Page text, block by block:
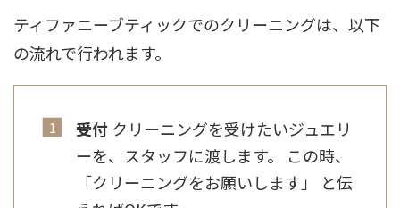
ティファニーブティックでのクリーニングは、以下
の流れで行われます。
受付 クリーニングを受けたいジュエリ
ーを、スタッフに渡します。 この時、
「クリーニングをお願いします」 と伝